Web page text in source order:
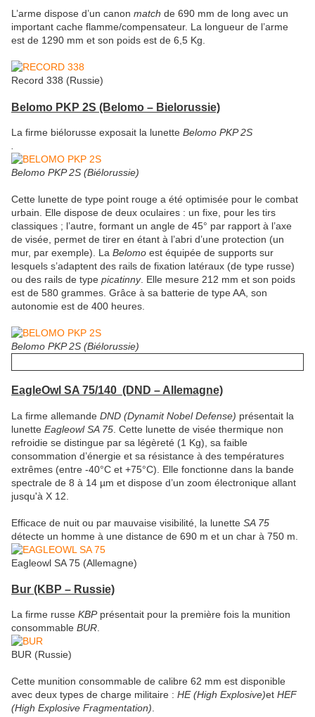
L’arme dispose d’un canon match de 690 mm de long avec un
important cache flamme/compensateur. La longueur de l’arme
est de 1290 mm et son poids est de 6,5 Kg.
Record 338 (Russie)
Belomo PKP 2S (Belomo – Bielorussie)
La firme biélorusse exposait la lunette Belomo PKP 2S
Belomo PKP 2S (Biélorussie)
Cette lunette de type point rouge a été optimisée pour le combat
urbain. Elle dispose de deux oculaires : un fixe, pour les tirs
classiques ; l’autre, formant un angle de 45° par rapport à l’axe
de visée, permet de tirer en étant à l’abri d’une protection (un
mur, par exemple). La Belomo est équipée de supports sur
lesquels s’adaptent des rails de fixation latéraux (de type russe)
ou des rails de type picatinny. Elle mesure 212 mm et son poids
est de 580 grammes. Grâce à sa batterie de type AA, son
autonomie est de 400 heures.
Belomo PKP 2S (Biélorussie)
EagleOwl SA 75/140 (DND – Allemagne)
La firme allemande DND (Dynamit Nobel Defense) présentait la
lunette Eagleowl SA 75 . Cette lunette de visée thermique non
refroidie se distingue par sa légèreté (1 Kg), sa faible
consommation d’énergie et sa résistance à des températures
extrêmes (entre -40°C et +75°C). Elle fonctionne dans la bande
spectrale de 8 à 14 µm et dispose d’un zoom électronique allant
jusqu'à X 12.
Efficace de nuit ou par mauvaise visibilité, la lunette SA 75
détecte un homme à une distance de 690 m et un char à 750 m.
Eagleowl SA 75 (Allemagne)
Bur (KBP – Russie)
La firme russe KBPprésentait pour la première fois la munition
consommable BUR.
BUR (Russie)
Cette munition consommable de calibre 62 mm est disponible
avec deux types de charge militaire : HE (High Explosive)et HEF
(High Explosive Fragmentation).